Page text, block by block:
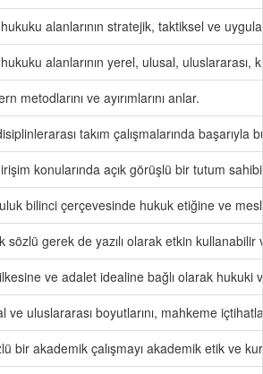
alanlarının stratejik, taktiksel ve
alanlarının yerel, ulusal, uluslararası,
metodlarını ve ayırımlarını anlar.
takım çalışmalarında başarıyla
konularında açık görüşlü bir tutum
bilinci çerçevesinde hukuk etiğine ve
sözlü gerek de yazılı olarak etkin
ve adalet idealine bağlı olarak hukuki
ve uluslararası boyutlarını, mahkeme
bir akademik çalışmayı akademik etik ve